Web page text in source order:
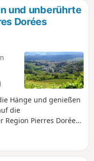
und unberührte
Dorées
Hänge und genießen
die
Region Pierres Dorées.
suchen. Der
der zahlreichen An-